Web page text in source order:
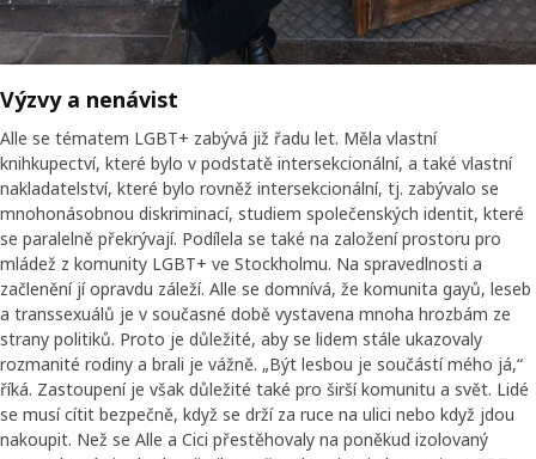
Výzvy a nenávist
Alle se tématem LGBT+ zabývá již řadu let. Měla vlastní
knihkupectví, které bylo v podstatě intersekcionální, a také vlastní
nakladatelství, které bylo rovněž intersekcionální, tj. zabývalo se
mnohonásobnou diskriminací, studiem společenských identit, které
se paralelně překrývají. Podílela se také na založení prostoru pro
mládež z komunity LGBT+ ve Stockholmu. Na spravedlnosti a
začlenění jí opravdu záleží. Alle se domnívá, že komunita gayů, leseb
a transsexuálů je v současné době vystavena mnoha hrozbám ze
strany politiků. Proto je důležité, aby se lidem stále ukazovaly
rozmanité rodiny a brali je vážně. „Být lesbou je součástí mého já,“
říká. Zastoupení je však důležité také pro širší komunitu a svět. Lidé
se musí cítit bezpečně, když se drží za ruce na ulici nebo když jdou
nakoupit. Než se Alle a Cici přestěhovaly na poněkud izolovaný